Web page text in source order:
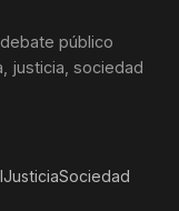
público
justicia, sociedad
JusticiaSociedad